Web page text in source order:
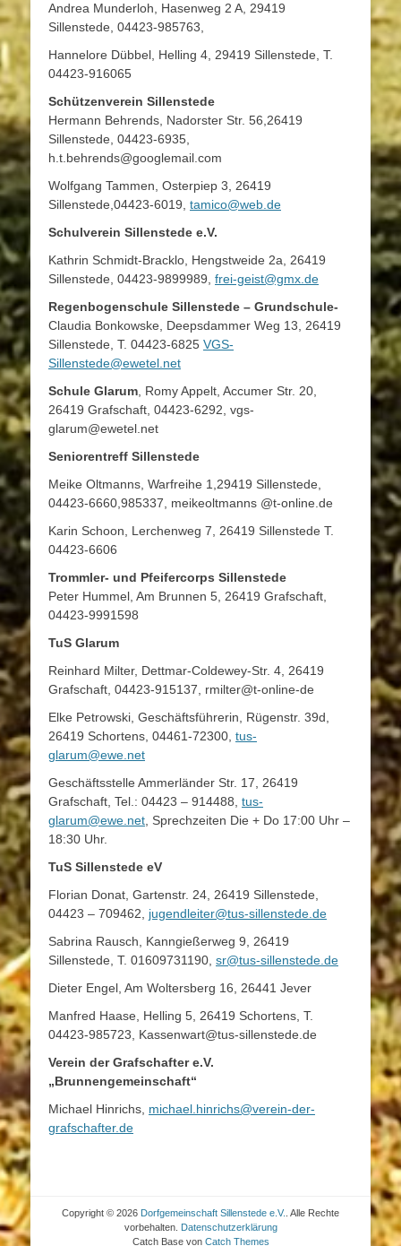
Andrea Munderloh, Hasenweg 2 A, 29419
Sillenstede, 04423-985763,
Hannelore Dübbel, Helling 4, 29419 Sillenstede, T.
04423-916065
Schützenverein Sillenstede
Hermann Behrends, Nadorster Str. 56,26419
Sillenstede, 04423-6935,
h.t.behrends@googlemail.com
Wolfgang Tammen, Osterpiep 3, 26419
Sillenstede,04423-6019, tamico@web.de
Schulverein Sillenstede e.V.
Kathrin Schmidt-Bracklo, Hengstweide 2a, 26419
Sillenstede, 04423-9899989, frei-geist@gmx.de
Regenbogenschule Sillenstede – Grundschule-
Claudia Bonkowske, Deepsdammer Weg 13, 26419
Sillenstede, T. 04423-6825 VGS-
Sillenstede@ewetel.net
Schule Glarum , Romy Appelt, Accumer Str. 20,
26419 Grafschaft, 04423-6292, vgs-
glarum@ewetel.net
Seniorentreff Sillenstede
Meike Oltmanns, Warfreihe 1,29419 Sillenstede,
04423-6660,985337, meikeoltmanns @t-online.de
Karin Schoon, Lerchenweg 7, 26419 Sillenstede T.
04423-6606
Trommler- und Pfeifercorps Sillenstede
Peter Hummel, Am Brunnen 5, 26419 Grafschaft,
04423-9991598
TuS Glarum
Reinhard Milter, Dettmar-Coldewey-Str. 4, 26419
Grafschaft, 04423-915137, rmilter@t-online-de
Elke Petrowski, Geschäftsführerin, Rügenstr. 39d,
26419 Schortens, 04461-72300, tus-
glarum@ewe.net
Geschäftsstelle Ammerländer Str. 17, 26419
Grafschaft, Tel.: 04423 – 914488, tus-
glarum@ewe.net , Sprechzeiten Die + Do 17:00 Uhr –
18:30 Uhr.
TuS Sillenstede eV
Florian Donat, Gartenstr. 24, 26419 Sillenstede,
04423 – 709462, jugendleiter@tus-sillenstede.de
Sabrina Rausch, Kanngießerweg 9, 26419
Sillenstede, T. 01609731190, sr@tus-sillenstede.de
Dieter Engel, Am Woltersberg 16, 26441 Jever
Manfred Haase, Helling 5, 26419 Schortens, T.
04423-985723, Kassenwart@tus-sillenstede.de
Verein der Grafschafter e.V.
„Brunnengemeinschaft“
Michael Hinrichs, michael.hinrichs@verein-der-
grafschafter.de
Copyright © 2026 Dorfgemeinschaft Sillenstede e.V. . Alle Rechte
vorbehalten. Datenschutzerklärung
Catch Base von Catch Themes